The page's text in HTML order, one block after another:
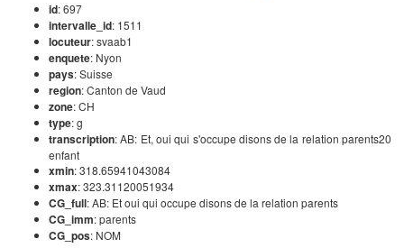
id: 697
intervalle_id: 1511
locuteur: svaab1
enquete: Nyon
pays: Suisse
region: Canton de Vaud
zone: CH
type: g
transcription: AB: Et, oui qui s'occupe disons de la relation parents20
enfant
xmin: 318.65941043084
xmax: 323.31120051934
CG_full: AB: Et oui qui occupe disons de la relation parents
CG_imm: parents
CG_pos: NOM